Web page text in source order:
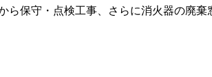
保守・点検工事、さらに消火器の廃棄